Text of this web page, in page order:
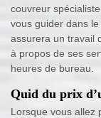
couvreur
vous guider dans
assurera un travail
à propos de ses
heures de bureau.
Quid du prix
Lorsque vous allez